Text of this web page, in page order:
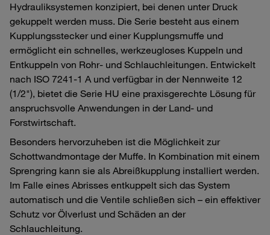
Hydrauliksystemen konzipiert, bei denen unter Druck
gekuppelt werden muss. Die Serie besteht aus einem
Kupplungsstecker und einer Kupplungsmuffe und
ermöglicht ein schnelles, werkzeugloses Kuppeln und
Entkuppeln von Rohr- und Schlauchleitungen. Entwickelt
nach ISO 7241-1 A und verfügbar in der Nennweite 12
(1/2"), bietet die Serie HU eine praxisgerechte Lösung für
anspruchsvolle Anwendungen in der Land- und
Forstwirtschaft.
Besonders hervorzuheben ist die Möglichkeit zur
Schottwandmontage der Muffe. In Kombination mit einem
Sprengring kann sie als Abreißkupplung installiert werden.
Im Falle eines Abrisses entkuppelt sich das System
automatisch und die Ventile schließen sich – ein effektiver
Schutz vor Ölverlust und Schäden an der
Schlauchleitung.